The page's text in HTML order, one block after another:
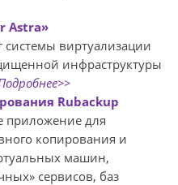
Astra»
виртуализации
инфраструктуры
Rubackup
приложение для
копирования и
машин,
сервисов, баз